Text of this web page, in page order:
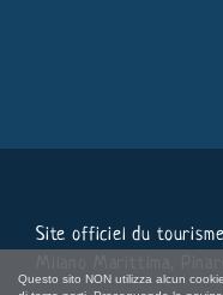
Questo sito NON utilizza alcun
Site officiel du